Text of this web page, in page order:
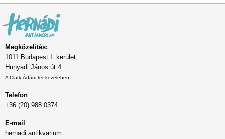
Megközelítés:
1011 Budapest I. kerület,
Hunyadi János út 4.
A Clark Ádám tér közelében
Telefon
+36 (20) 988 0374
E-mail
hernadi.antikvarium